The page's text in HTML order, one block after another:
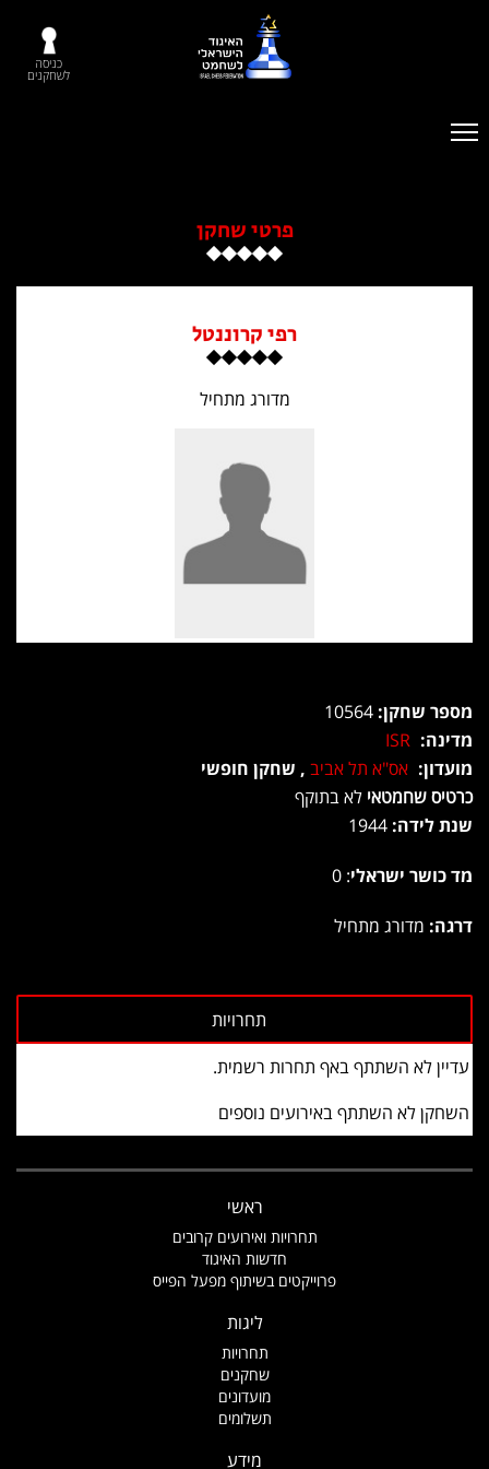
כניסה
לשחקנים
פרטי שחקן
רפי קרוננטל
מדורג מתחיל
מספר שחקן:
מדינה: ISR
מועדון: אס"א תל אביב , שחקן חופשי
כרטיס שחמטאי לא בתוקף
שנת לידה:
מד כושר ישראלי: 0
דרגה: מדורג מתחיל
עדיין לא השתתף באף תחרות רשמית.
השחקן לא השתתף באירועים נוספים
ראשי
תחרויות ואירועים קרובים
חדשות האיגוד
פרוייקטים בשיתוף מפעל הפייס
ליגות
תחרויות
שחקנים
מועדונים
תשלומים
מידע